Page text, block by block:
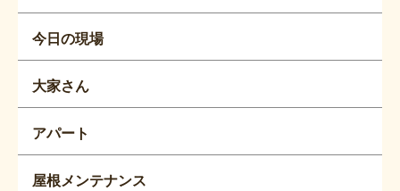
今日の現場
大家さん
アパート
屋根メンテナンス